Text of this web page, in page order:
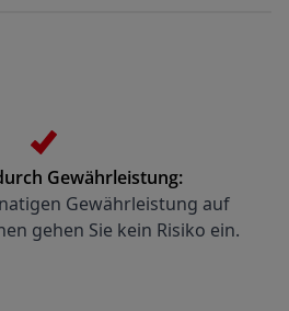
Gewährleistung:
Gewährleistung auf
gehen Sie kein Risiko ein.